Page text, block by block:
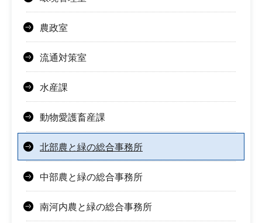
農政室
流通対策室
水産課
動物愛護畜産課
北部農と緑の総合事務所
中部農と緑の総合事務所
南河内農と緑の総合事務所